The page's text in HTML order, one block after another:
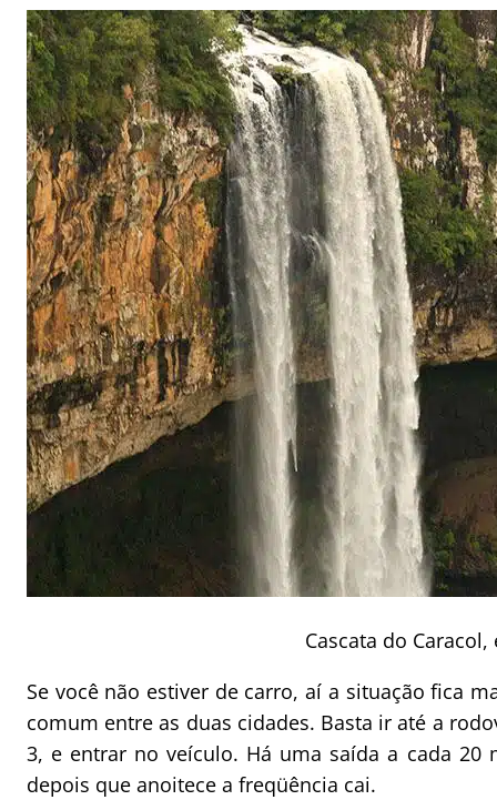
Cascata do Caracol,
Se você não estiver de carro, aí a situação fica
comum entre as duas cidades. Basta ir até a
3, e entrar no veículo. Há uma saída a cada
depois que anoitece a freqüência cai.